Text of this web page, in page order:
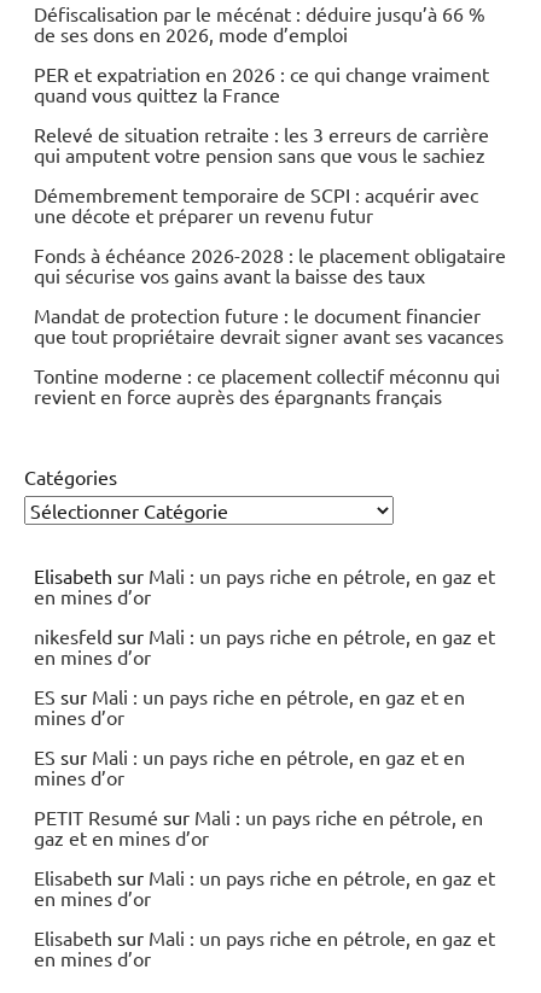
Défiscalisation par le mécénat : déduire jusqu’à 66 %
de ses dons en 2026, mode d’emploi
PER et expatriation en 2026 : ce qui change vraiment
quand vous quittez la France
Relevé de situation retraite : les 3 erreurs de carrière
qui amputent votre pension sans que vous le sachiez
Démembrement temporaire de SCPI : acquérir avec
une décote et préparer un revenu futur
Fonds à échéance 2026-2028 : le placement obligataire
qui sécurise vos gains avant la baisse des taux
Mandat de protection future : le document financier
que tout propriétaire devrait signer avant ses vacances
Tontine moderne : ce placement collectif méconnu qui
revient en force auprès des épargnants français
Catégories
Elisabeth sur Mali : un pays riche en pétrole, en gaz et
en mines d’or
nikesfeld sur Mali : un pays riche en pétrole, en gaz et
en mines d’or
ES sur Mali : un pays riche en pétrole, en gaz et en
mines d’or
ES sur Mali : un pays riche en pétrole, en gaz et en
mines d’or
PETIT Resumé sur Mali : un pays riche en pétrole, en
gaz et en mines d’or
Elisabeth sur Mali : un pays riche en pétrole, en gaz et
en mines d’or
Elisabeth sur Mali : un pays riche en pétrole, en gaz et
en mines d’or